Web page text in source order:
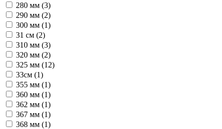
280 мм (3)
290 мм (2)
300 мм (1)
31 см (2)
310 мм (3)
320 мм (2)
325 мм (12)
33см (1)
355 мм (1)
360 мм (1)
362 мм (1)
367 мм (1)
368 мм (1)